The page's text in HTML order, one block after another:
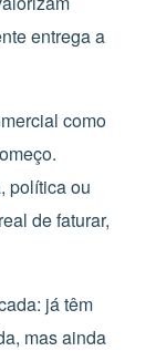
entrega a
como
política ou
de faturar,
já têm
mas ainda